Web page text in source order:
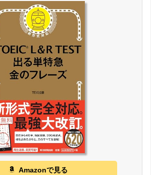
Amazonで見る